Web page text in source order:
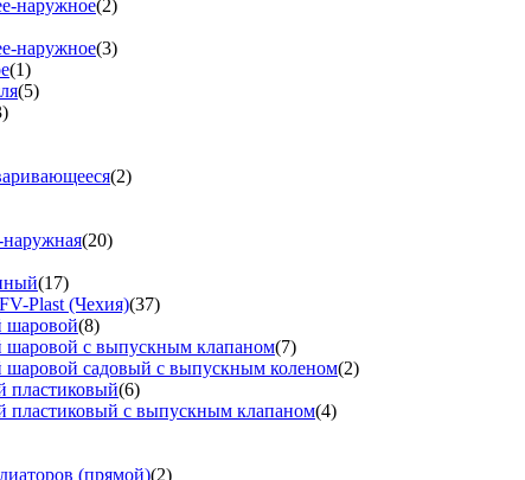
наружное(2)
наружное(3)
(1)
(5)
(2)
наружная(20)
(17)
Plast (Чехия)(37)
шаровой(8)
шаровой с выпускным клапаном(7)
шаровой садовый с выпускным коленом(2)
пластиковый(6)
пластиковый с выпускным клапаном(4)
(прямой)(2)